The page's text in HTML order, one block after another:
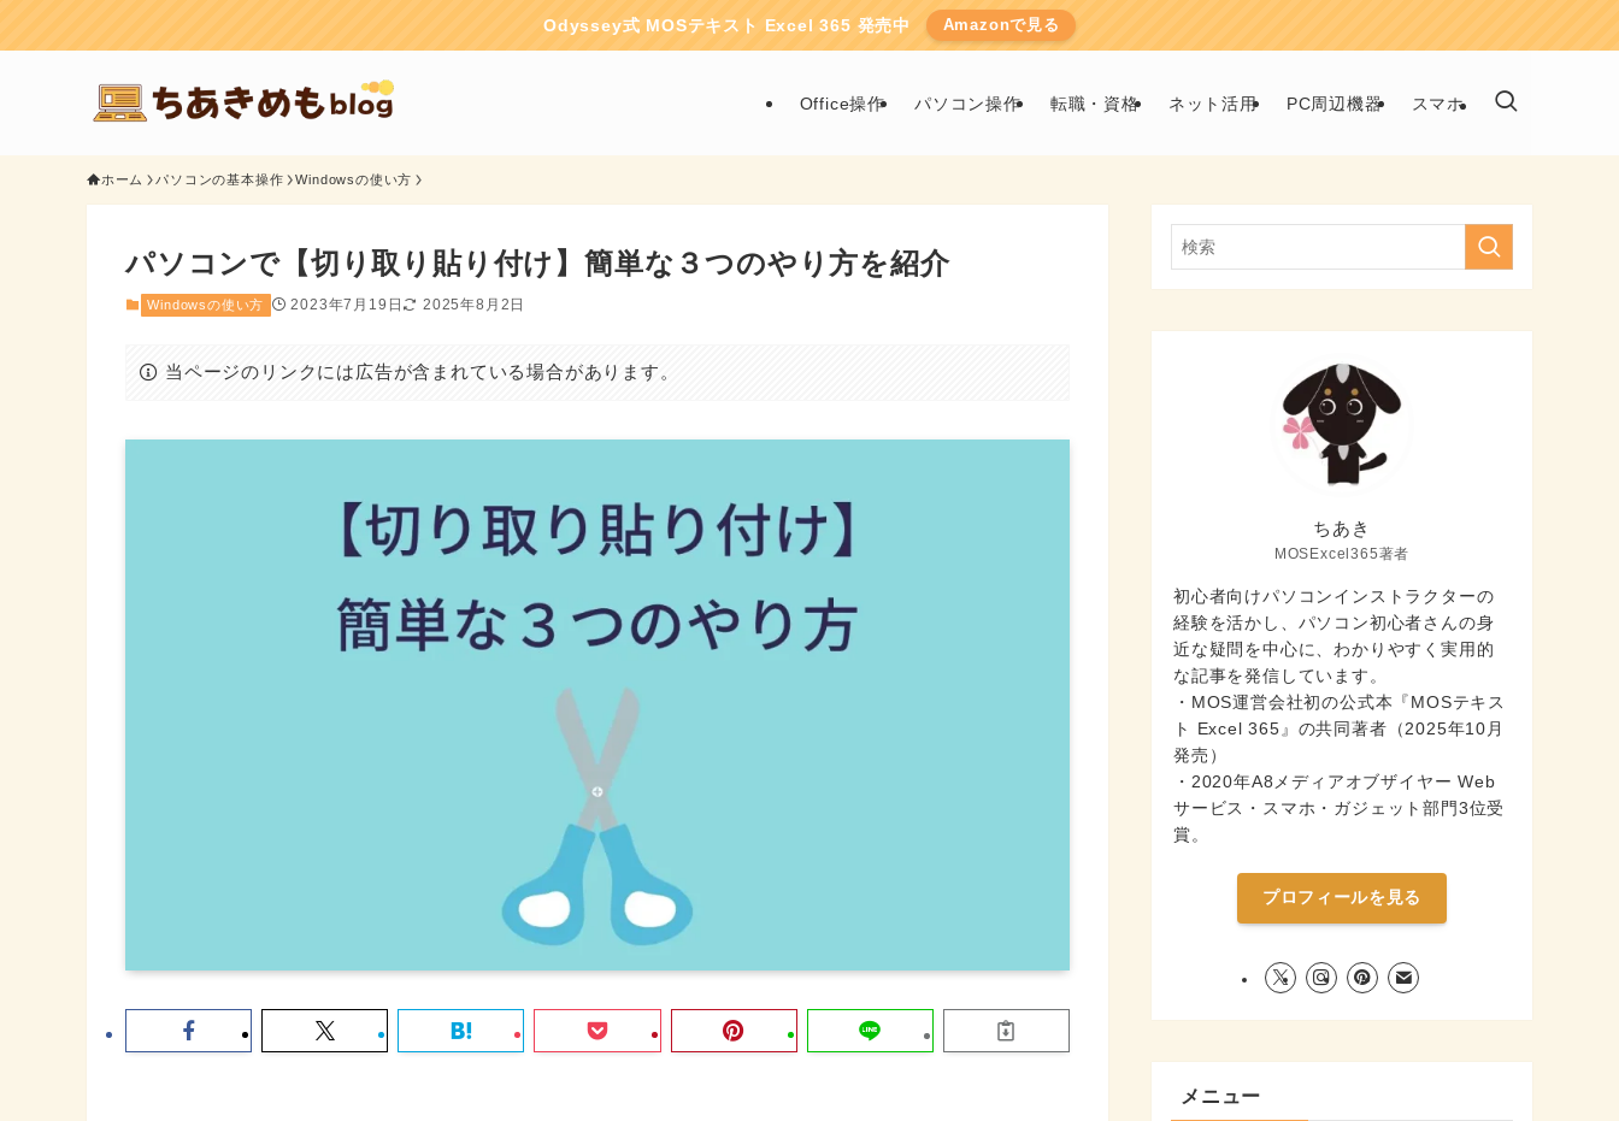
Odyssey式 MOSテキスト Excel 365 発売中 Amazonで見る
Office操作 パソコン操作 転職・資格 ネット活用 PC周辺機器 スマホ
ホーム パソコンの基本操作 Windowsの使い方
パソコンで【切り取り貼り付け】簡単な３つのやり方を紹介
Windowsの使い方 2023年7月19日 2025年8月2日
当ページのリンクには広告が含まれている場合があります。
ちあき
MOSExcel365著者
初心者向けパソコンインストラクターの
経験を活かし、パソコン初心者さんの身
近な疑問を中心に、わかりやすく実用的
な記事を発信しています。
・MOS運営会社初の公式本『MOSテキス
ト Excel 365』の共同著者（2025年10月
発売）
・2020年A8メディアオブザイヤー Web
サービス・スマホ・ガジェット部門3位受
賞。
プロフィールを見る
メニュー